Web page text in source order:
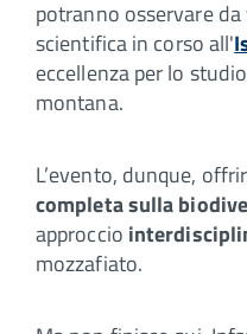
potranno osservare
scientifica in corso all'
eccellenza per lo
montana.
L’evento, dunque,
completa sulla
approccio
mozzafiato.